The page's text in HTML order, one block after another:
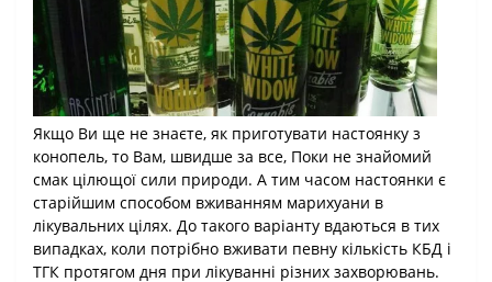
Якщо Ви ще не знаєте, як приготувати настоянку з
конопель, то Вам, швидше за все, Поки не знайомий
смак цілющої сили природи. А тим часом настоянки є
старійшим способом вживанням марихуани в
лікувальних цілях. До такого варіанту вдаються в тих
випадках, коли потрібно вживати певну кількість КБД і
ТГК протягом дня при лікуванні різних захворювань.